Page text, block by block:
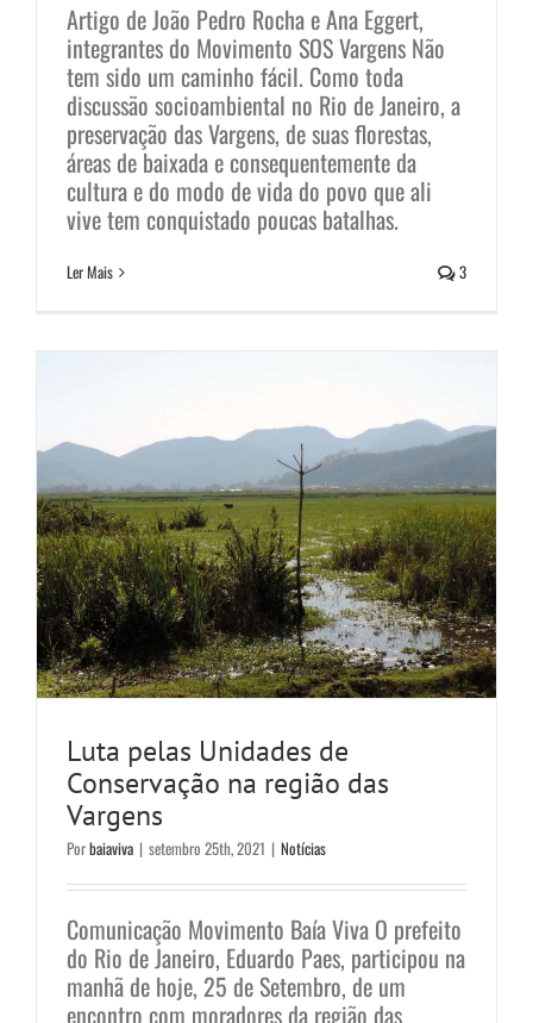
Artigo de João Pedro Rocha e Ana Eggert,
integrantes do Movimento SOS Vargens Não
tem sido um caminho fácil. Como toda
discussão socioambiental no Rio de Janeiro, a
preservação das Vargens, de suas florestas,
áreas de baixada e consequentemente da
cultura e do modo de vida do povo que ali
vive tem conquistado poucas batalhas.
Ler Mais 3
Luta pelas Unidades de
Conservação na região das
Vargens
Luta pelas Unidades de
Conservação na região das
Vargens
Porbaiaviva | setembro 25th, 2021 | Notícias
Comunicação Movimento Baía Viva O prefeito
do Rio de Janeiro, Eduardo Paes, participou na
manhã de hoje, 25 de Setembro, de um
encontro com moradores da região das